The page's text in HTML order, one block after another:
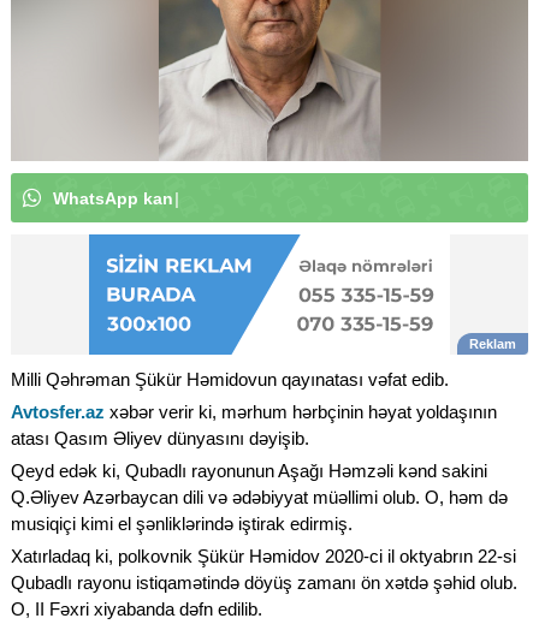
WhatsApp kana
Milli Qəhrəman Şükür Həmidovun qayınatası vəfat edib.
Avtosfer.az xəbər verir ki, mərhum hərbçinin həyat yoldaşının
atası Qasım Əliyev dünyasını dəyişib.
Qeyd edək ki, Qubadlı rayonunun Aşağı Həmzəli kənd sakini
Q.Əliyev Azərbaycan dili və ədəbiyyat müəllimi olub. O, həm də
musiqiçi kimi el şənliklərində iştirak edirmiş.
Xatırladaq ki, polkovnik Şükür Həmidov 2020-ci il oktyabrın 22-si
Qubadlı rayonu istiqamətində döyüş zamanı ön xətdə şəhid olub.
O, II Fəxri xiyabanda dəfn edilib.